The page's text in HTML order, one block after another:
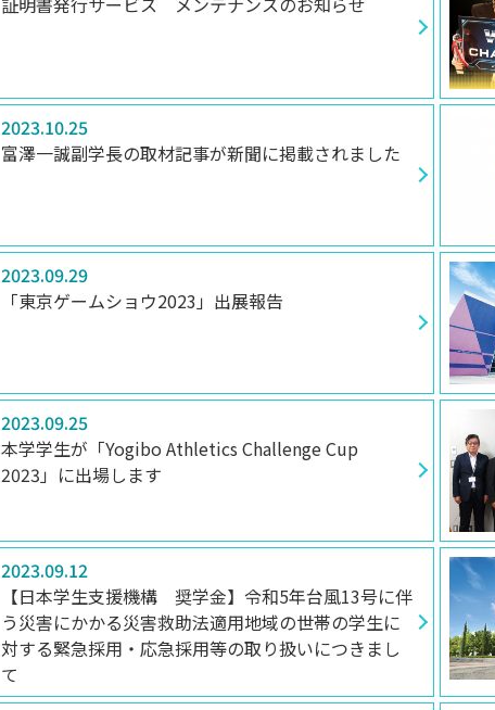
2023.10.25
富澤一誠副学長の取材記事が新聞に掲載されました
2023.09.29
「東京ゲームショウ2023」出展報告
2023.09.25
本学学生が「Yogibo Athletics Challenge Cup
2023」に出場します
2023.09.12
【日本学生支援機構 奨学金】令和5年台風13号に伴
う災害にかかる災害救助法適用地域の世帯の学生に
対する緊急採用・応急採用等の取り扱いにつきまし
て